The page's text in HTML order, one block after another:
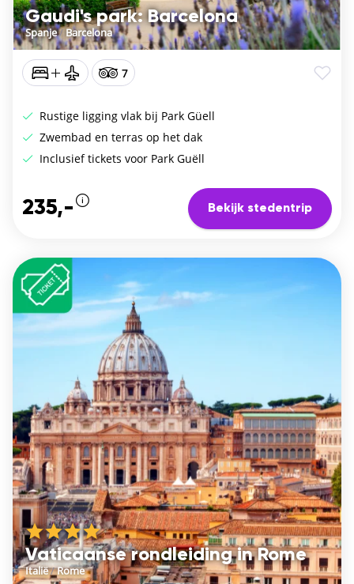
Gaudi's park: Barcelona
Spanje/Barcelona
7
Rustige ligging vlak bij Park Güell
Zwembad en terras op het dak
Inclusief tickets voor Park Guëll
235,- Bekijk stedentrip
Vaticaanse rondleiding in Rome
Italië/Rome